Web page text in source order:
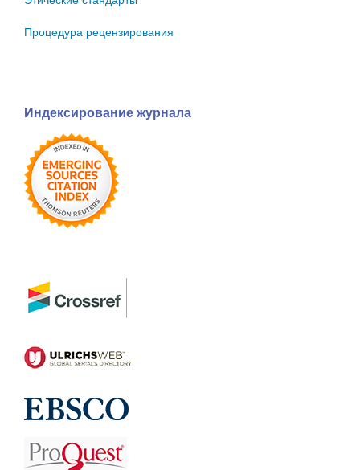
Процедура рецензирования
Индексирование журнала